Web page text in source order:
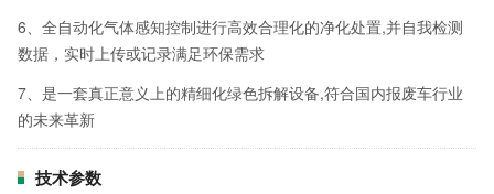
6、全自动化气体感知控制进行高效合理化的净化处置,并自我检测
数据，实时上传或记录满足环保需求
7、是一套真正意义上的精细化绿色拆解设备,符合国内报废车行业
的未来革新
技术参数